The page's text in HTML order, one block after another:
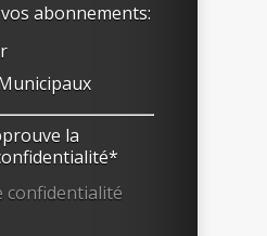
abonnements:
la
confidentialité